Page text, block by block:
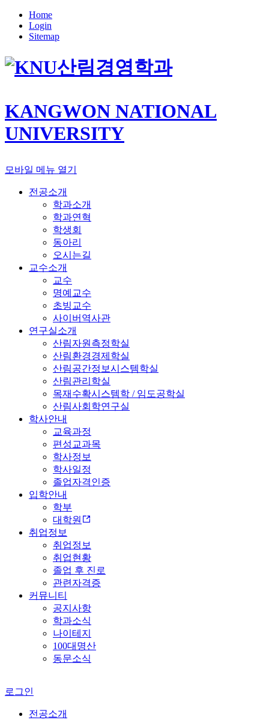
Home
Login
Sitemap
산림경영학과
KANGWON NATIONAL
UNIVERSITY
모바일 메뉴 열기
전공소개
학과소개
학과연혁
학생회
동아리
오시는길
교수소개
교수
명예교수
초빙교수
사이버역사관
연구실소개
산림자원측정학실
산림환경경제학실
산림공간정보시스템학실
산림관리학실
목재수확시스템학 / 임도공학실
산림사회학연구실
학사안내
교육과정
편성교과목
학사정보
학사일정
졸업자격인증
입학안내
학부
대학원
취업정보
취업정보
취업현황
졸업 후 진로
관련자격증
커뮤니티
공지사항
학과소식
나이테지
100대명산
동문소식
로그인
전공소개